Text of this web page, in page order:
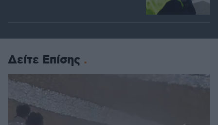
Δείτε Επίσης